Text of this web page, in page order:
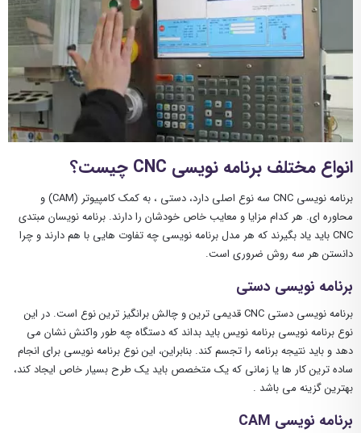
انواع مختلف برنامه نویسی CNC چیست؟
برنامه نویسی CNC سه نوع اصلی دارد، دستی ، به کمک کامپیوتر (CAM) و
محاوره ای. هر کدام مزایا و معایب خاص خودشان را دارند. برنامه نویسان مبتدی
CNC باید یاد بگیرند که هر مدل برنامه نویسی چه تفاوت هایی با هم دارند و چرا
دانستن هر سه روش ضروری است.
برنامه نویسی دستی
برنامه نویسی دستی CNC قدیمی ترین و چالش برانگیز ترین نوع است. در این
نوع برنامه نویسی برنامه نویس باید بداند که دستگاه چه طور واکنش نشان می
دهد و باید نتیجه برنامه را تجسم کند. بنابراین، این نوع برنامه نویسی برای انجام
ساده ترین کار ها یا زمانی که یک متخصص باید یک طرح بسیار خاص ایجاد کند،
بهترین گزینه می باشد .
برنامه نویسی CAM